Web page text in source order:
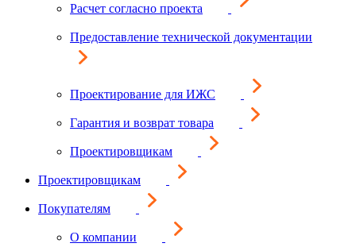
Расчет согласно проекта
Предоставление технической документации
Проектирование для ИЖС
Гарантия и возврат товара
Проектировщикам
Проектировщикам
Покупателям
О компании